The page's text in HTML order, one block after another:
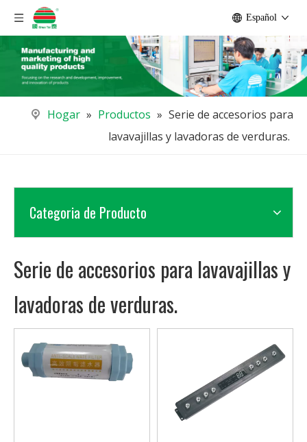
Español
Hogar » Productos » Serie de accesorios para
lavavajillas y lavadoras de verduras.
Categoria de Producto
Serie de accesorios para lavavajillas y
lavadoras de verduras.